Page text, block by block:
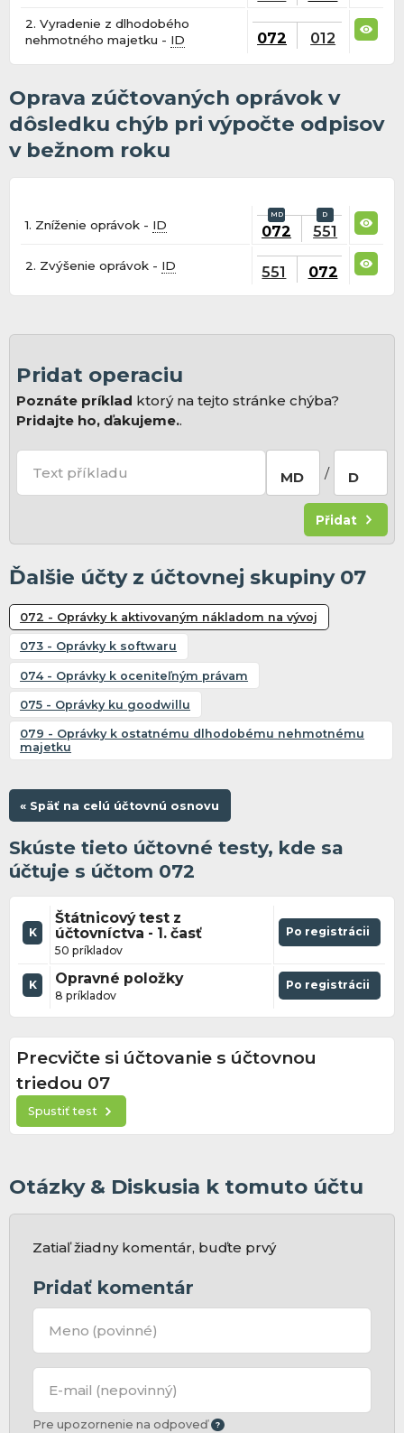
2. Vyradenie z dlhodobého
nehmotného majetku - ID 072 012
Oprava zúčtovaných oprávok v
dôsledku chýb pri výpočte odpisov
v bežnom roku
1. Zníženie oprávok - ID 072 551
2. Zvýšenie oprávok - ID 551 072
Pridat operaciu
Poznáte príklad ktorý na tejto stránke chýba?
Pridajte ho, ďakujeme..
Text příkladu MD / D
Přidat
Ďalšie účty z účtovnej skupiny 07
072 - Oprávky k aktivovaným nákladom na vývoj
073 - Oprávky k softwaru
074 - Oprávky k oceniteľným právam
075 - Oprávky ku goodwillu
079 - Oprávky k ostatnému dlhodobému nehmotnému
majetku
« Späť na celú účtovnú osnovu
Skúste tieto účtovné testy, kde sa
účtuje s účtom 072
K
Štátnicový test z
účtovníctva - 1. časť
50 príkladov
Po registrácii
K Opravné položky
8 príkladov
Po registrácii
Precvičte si účtovanie s účtovnou
triedou 07
Spustiť test
Otázky & Diskusia k tomuto účtu
Zatiaľ žiadny komentár, buďte prvý
Pridať komentár
Meno (povinné)
E-mail (nepovinný)
Pre upozornenie na odpoveď